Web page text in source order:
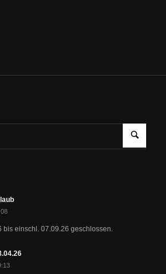
bis einschl. 07.09.26 geschlossen.